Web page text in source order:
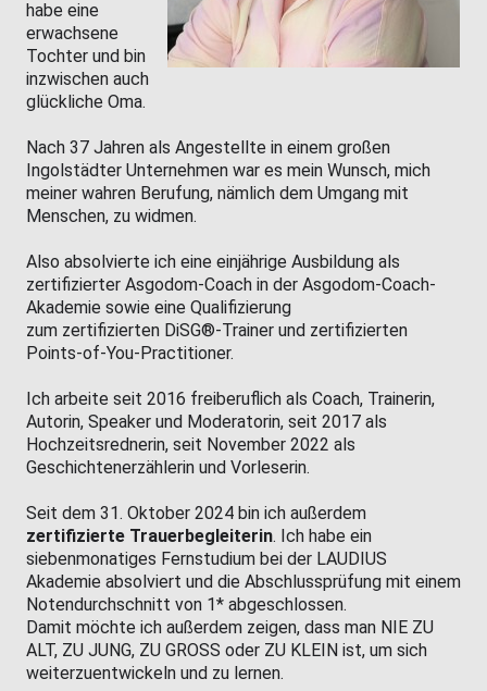
habe eine
erwachsene
Tochter und bin
inzwischen auch
glückliche Oma.
Nach 37 Jahren als Angestellte in einem großen
Ingolstädter Unternehmen war es mein Wunsch, mich
meiner wahren Berufung, nämlich dem Umgang mit
Menschen, zu widmen.
Also absolvierte ich eine einjährige Ausbildung als
zertifizierter Asgodom-Coach in der Asgodom-Coach-
Akademie sowie eine Qualifizierung
zum zertifizierten DiSG®-Trainer und zertifizierten
Points-of-You-Practitioner.
Ich arbeite seit 2016 freiberuflich als Coach, Trainerin,
Autorin, Speaker und Moderatorin, seit 2017 als
Hochzeitsrednerin, seit November 2022 als
Geschichtenerzählerin und Vorleserin.
Seit dem 31. Oktober 2024 bin ich außerdem
zertifizierte Trauerbegleiterin. Ich habe ein
siebenmonatiges Fernstudium bei der LAUDIUS
Akademie absolviert und die Abschlussprüfung mit einem
Notendurchschnitt von 1* abgeschlossen.
Damit möchte ich außerdem zeigen, dass man NIE ZU
ALT, ZU JUNG, ZU GROSS oder ZU KLEIN ist, um sich
weiterzuentwickeln und zu lernen.